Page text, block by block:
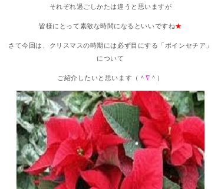
それぞれ過ごしかたは違うと思いますが
皆様にとって素敵な時間になるといいですね★
さて今回は、クリスマスの時期には必ず目にする「ポインセチア」
について
ご紹介したいと思います（＾∇ ＾）